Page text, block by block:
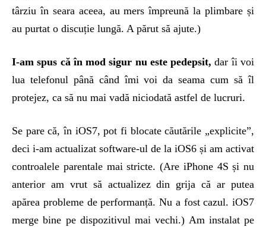
târziu în seara aceea, au mers împreună la plimbare și
au purtat o discuție lungă. A părut să ajute.)
I-am spus că în mod sigur nu este pedepsit,dar îi voi
lua telefonul până când îmi voi da seama cum să îl
protejez, ca să nu mai vadă niciodată astfel de lucruri.
Se pare că, în iOS7, pot fi blocate căutările „explicite”,
deci i-am actualizat software-ul de la iOS6 și am activat
controalele parentale mai stricte. (Are iPhone 4S și nu
anterior am vrut să actualizez din grija că ar putea
apărea probleme de performanță. Nu a fost cazul. iOS7
merge bine pe dispozitivul mai vechi.) Am instalat pe